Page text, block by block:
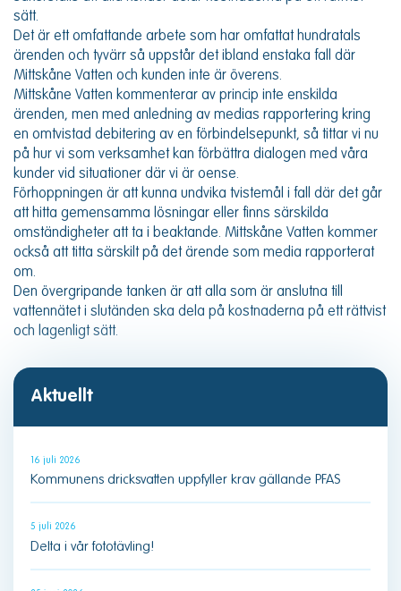
sätt.
Det är ett omfattande arbete som har omfattat hundratals
ärenden och tyvärr så uppstår det ibland enstaka fall där
Mittskåne Vatten och kunden inte är överens.
Mittskåne Vatten kommenterar av princip inte enskilda
ärenden, men med anledning av medias rapportering kring
en omtvistad debitering av en förbindelsepunkt, så tittar vi nu
på hur vi som verksamhet kan förbättra dialogen med våra
kunder vid situationer där vi är oense.
Förhoppningen är att kunna undvika tvistemål i fall där det går
att hitta gemensamma lösningar eller finns särskilda
omständigheter att ta i beaktande. Mittskåne Vatten kommer
också att titta särskilt på det ärende som media rapporterat
om.
Den övergripande tanken är att alla som är anslutna till
vattennätet i slutänden ska dela på kostnaderna på ett rättvist
och lagenligt sätt.
Aktuellt
16 juli 2026
Kommunens dricksvatten uppfyller krav gällande PFAS
5 juli 2026
Delta i vår fototävling!